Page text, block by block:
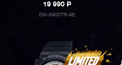
19 990P
DW-6900TR-9E